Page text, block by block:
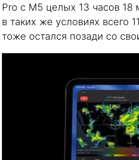
Pro с M5 целых 13 часов 18
в таких же условиях всего
тоже остался позади со